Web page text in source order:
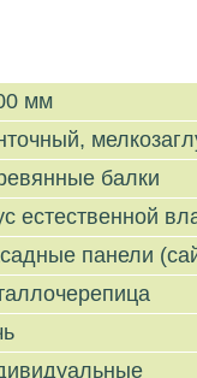
мм
балки
естественной
панели